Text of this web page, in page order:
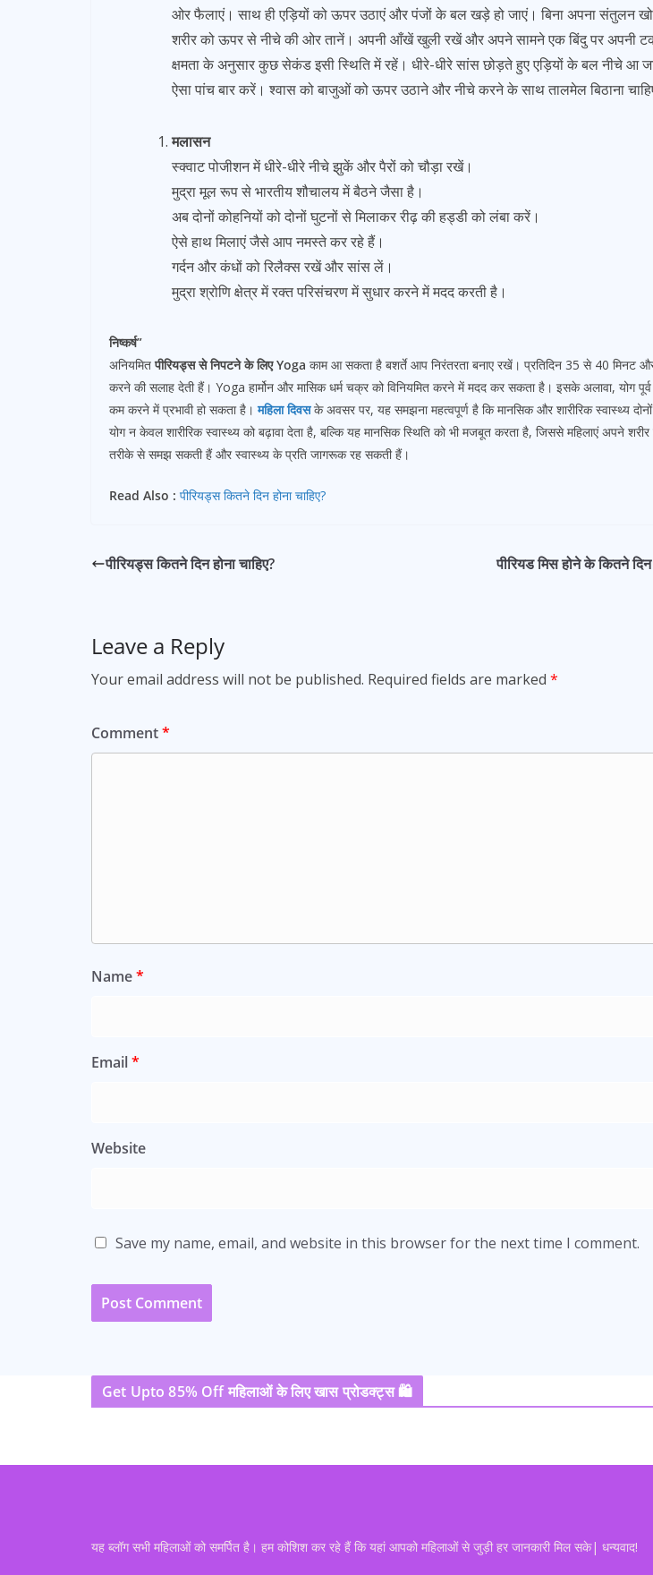
ओर फैलाएं। साथ ही एड़ियों को ऊपर उठाएं और पंजों के बल खड़े हो जाएं। बिना अपना संतुलन खोए
शरीर को ऊपर से नीचे की ओर तानें। अपनी आँखें खुली रखें और अपने सामने एक बिंदु पर अपनी
क्षमता के अनुसार कुछ सेकंड इसी स्थिति में रहें। धीरे-धीरे सांस छोड़ते हुए एड़ियों के बल नीचे आ
ऐसा पांच बार करें। श्वास को बाजुओं को ऊपर उठाने और नीचे करने के साथ तालमेल बिठाना
मलासन
स्क्वाट पोजीशन में धीरे-धीरे नीचे झुकें और पैरों को चौड़ा रखें।
मुद्रा मूल रूप से भारतीय शौचालय में बैठने जैसा है।
अब दोनों कोहनियों को दोनों घुटनों से मिलाकर रीढ़ की हड्डी को लंबा करें।
ऐसे हाथ मिलाएं जैसे आप नमस्ते कर रहे हैं।
गर्दन और कंधों को रिलैक्स रखें और सांस लें।
मुद्रा श्रोणि क्षेत्र में रक्त परिसंचरण में सुधार करने में मदद करती है।
निष्कर्ष”
अनियमितपीरियड्स से निपटने के लिए Yoga काम आ सकता है बशर्ते आप निरंतरता बनाए रखें। प्रतिदिन 35 से 40 मिनट और
करने की सलाह देती हैं। Yoga हार्मोन और मासिक धर्म चक्र को विनियमित करने में मदद कर सकता है। इसके अलावा, योग पूर्व
कम करने में प्रभावी हो सकता है।महिला दिवसके अवसर पर, यह समझना महत्वपूर्ण है कि मानसिक और शारीरिक स्वास्थ्य दोनों
योग न केवल शारीरिक स्वास्थ्य को बढ़ावा देता है, बल्कि यह मानसिक स्थिति को भी मजबूत करता है, जिससे महिलाएं अपने
तरीके से समझ सकती हैं और स्वास्थ्य के प्रति जागरूक रह सकती हैं।
Read Also : पीरियड्स कितने दिन होना चाहिए?
पीरियड्स कितने दिन होना चाहिए? पीरियड मिस होने के कितने
Leave a Reply
Your email address will not be published. Required fields are marked *
Comment*
Name*
Email*
Website
Save my name, email, and website in this browser for the next time I comment.
Get Upto 85% Off महिलाओं के लिए खास प्रोडक्ट्स 🛍️
यह ब्लॉग सभी महिलाओं को समर्पित है। हम कोशिश कर रहे हैं कि यहां आपको महिलाओं से जुड़ी हर जानकारी मिल सके| धन्यवाद!